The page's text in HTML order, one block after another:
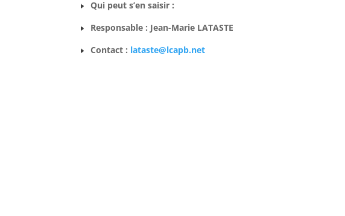
Qui peut s’en saisir :
Responsable : Jean-Marie LATASTE
Contact : lataste@lcapb.net